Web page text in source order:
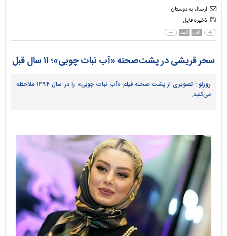
ارسال به دوستان
ذخیره فایل
الف الف
سحر قریشی در پشت‌صحنه «آب نبات چوبی»؛ ۱۱ سال قبل
روزنو :
تصویری از پشت صحنه فیلم «آب نبات چوبی» را در سال ۱۳۹۴ ملاحظه
می‌کنید.